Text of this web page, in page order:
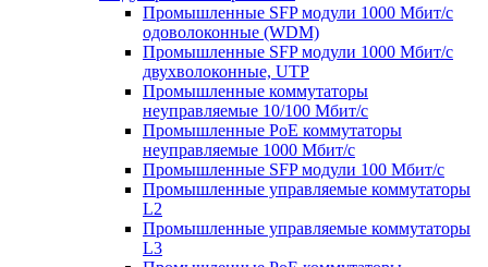
Промышленные SFP модули 1000 Мбит/c
одоволоконные (WDM)
Промышленные SFP модули 1000 Мбит/c
двухволоконные, UTP
Промышленные коммутаторы
неуправляемые 10/100 Мбит/с
Промышленные PoE коммутаторы
неуправляемые 1000 Мбит/с
Промышленные SFP модули 100 Мбит/c
Промышленные управляемые коммутаторы
L2
Промышленные управляемые коммутаторы
L3